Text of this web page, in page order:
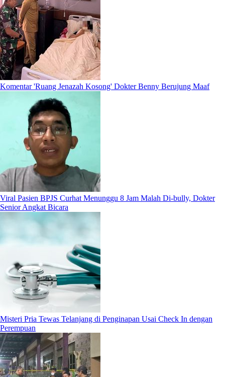
Komentar 'Ruang Jenazah Kosong' Dokter Benny Berujung Maaf
Viral Pasien BPJS Curhat Menunggu 8 Jam Malah Di-bully, Dokter
Senior Angkat Bicara
Misteri Pria Tewas Telanjang di Penginapan Usai Check In dengan
Perempuan